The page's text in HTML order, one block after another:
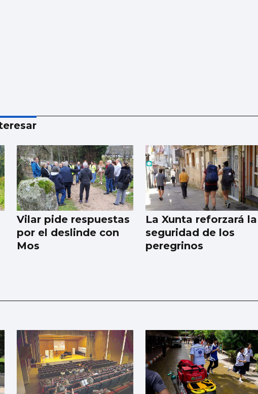
Vilar pide respuestas
por el deslinde con
Mos
La Xunta reforzará la
seguridad de los
peregrinos